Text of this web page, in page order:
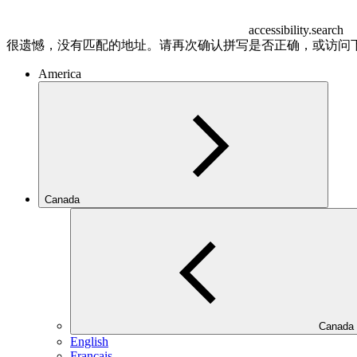
accessibility.search
很遗憾，没有匹配的地址。请再次确认拼写是否正确，或访问
America
Canada
Canada
English